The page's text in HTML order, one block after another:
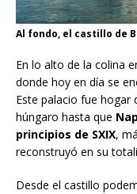
Al fondo, el castillo de
En lo alto de la colina
donde hoy en día se
Este palacio fue hogar
húngaro hasta que
principios de SXIX,
reconstruyó en su
Desde el castillo